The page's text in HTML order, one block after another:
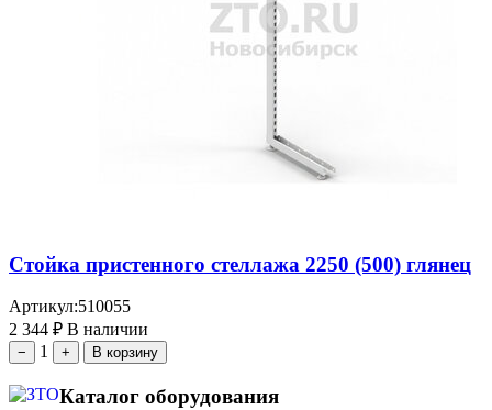
Стойка пристенного стеллажа 2250 (500) глянец
Артикул:510055
2 344 ₽ В наличии
− 1 + В корзину
Каталог оборудования